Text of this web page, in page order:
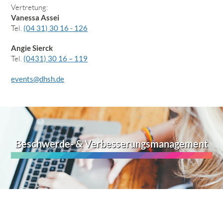
Vertretung:
Vanessa Assei
Tel. (04 31) 30 16 - 126
Angie Sierck
Tel. (0431) 30 16 – 119
events@dhsh.de
Beschwerde- & Verbesserungsmanagement